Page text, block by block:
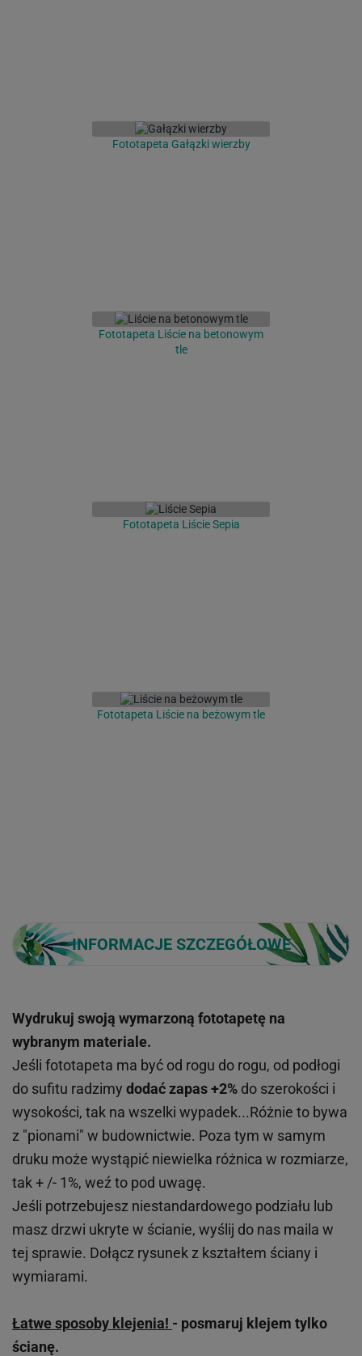
Fototapeta Gałązki wierzby
Fototapeta Liście na betonowym
tle
Fototapeta Liście Sepia
Fototapeta Liście na beżowym tle
INFORMACJE SZCZEGÓŁOWE
Wydrukuj swoją wymarzoną fototapetę na
wybranym materiale.
Jeśli fototapeta ma być od rogu do rogu, od podłogi
do sufitu radzimy dodać zapas +2% do szerokości i
wysokości, tak na wszelki wypadek...Różnie to bywa
z "pionami" w budownictwie. Poza tym w samym
druku może wystąpić niewielka różnica w rozmiarze,
tak + /- 1%, weź to pod uwagę.
Jeśli potrzebujesz niestandardowego podziału lub
masz drzwi ukryte w ścianie, wyślij do nas maila w
tej sprawie. Dołącz rysunek z kształtem ściany i
wymiarami.
Łatwe sposoby klejenia! - posmaruj klejem tylko
ścianę.